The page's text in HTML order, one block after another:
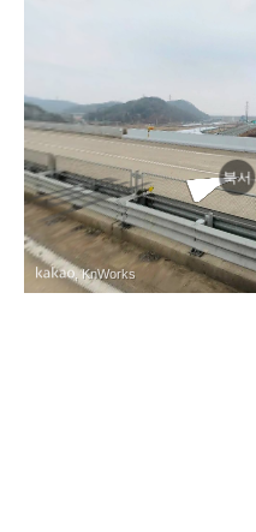
북서
, KnWorks